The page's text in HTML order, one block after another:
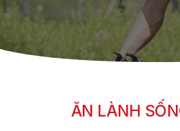
ĂN LÀNH